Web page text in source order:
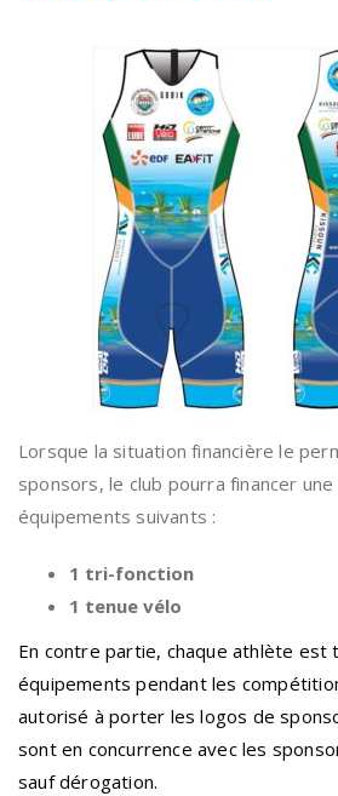
Lorsque la situation financière le
sponsors, le club pourra financer
équipements suivants :
1 tri-fonction
1 tenue vélo
En contre partie, chaque athlète est
équipements pendant les
autorisé à porter les logos de
sont en concurrence avec les
sauf dérogation.